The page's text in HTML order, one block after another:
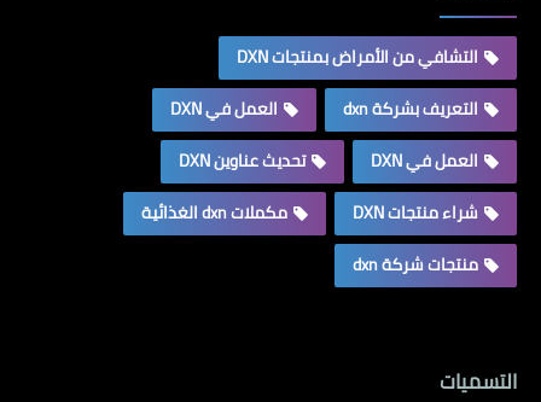
التشافي من الأمراض بمنتجات DXN
التعريف بشركة dxn
العمل في DXN
العمل في DXN
تحديث عناوين DXN
شراء منتجات DXN
مكملات dxn الغذائية
منتجات شركة dxn
التسميات